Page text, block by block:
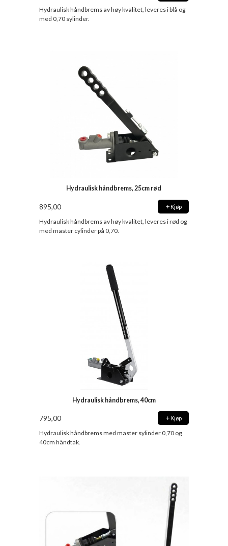
Hydraulisk håndbrems av høy kvalitet, leveres i blå og
med 0,70 sylinder.
Hydraulisk håndbrems, 25cm rød
895,00 Kjøp
Hydraulisk håndbrems av høy kvalitet, leveres i rød og
med master cylinder på 0,70.
Hydraulisk håndbrems, 40cm
795,00 Kjøp
Hydraulisk håndbrems med master sylinder 0,70 og
40cm håndtak.